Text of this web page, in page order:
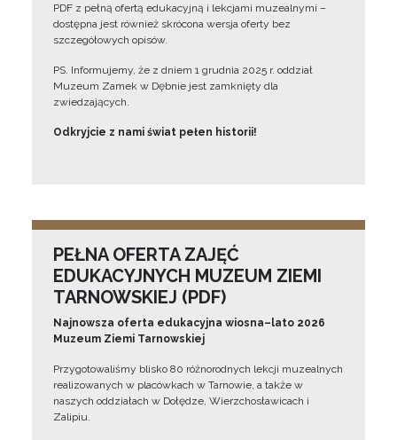
PDF z pełną ofertą edukacyjną i lekcjami muzealnymi –
dostępna jest również skrócona wersja oferty bez
szczegółowych opisów.
PS. Informujemy, że z dniem 1 grudnia 2025 r. oddział
Muzeum Zamek w Dębnie jest zamknięty dla
zwiedzających.
Odkryjcie z nami świat pełen historii!
PEŁNA OFERTA ZAJĘĆ
EDUKACYJNYCH MUZEUM ZIEMI
TARNOWSKIEJ (PDF)
Najnowsza oferta edukacyjna wiosna–lato 2026
Muzeum Ziemi Tarnowskiej
Przygotowaliśmy blisko 80 różnorodnych lekcji muzealnych
realizowanych w placówkach w Tarnowie, a także w
naszych oddziałach w Dołędze, Wierzchosławicach i
Zalipiu.